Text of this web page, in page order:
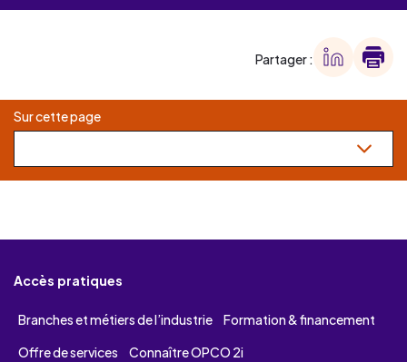
Partager :
Sur cette page
Accès pratiques
Branches et métiers de l’industrie
Formation & financement
Offre de services
Connaître OPCO 2i